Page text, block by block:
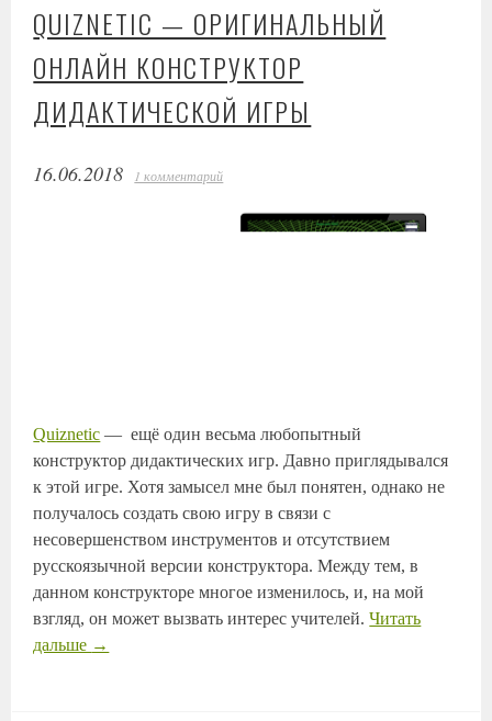
QUIZNETIC — ОРИГИНАЛЬНЫЙ
ОНЛАЙН КОНСТРУКТОР
ДИДАКТИЧЕСКОЙ ИГРЫ
16.06.2018 1 комментарий
Quiznetic — ещё один весьма любопытный
конструктор дидактических игр. Давно приглядывался
к этой игре. Хотя замысел мне был понятен, однако не
получалось создать свою игру в связи с
несовершенством инструментов и отсутствием
русскоязычной версии конструктора. Между тем, в
данном конструкторе многое изменилось, и, на мой
взгляд, он может вызвать интерес учителей.Читать
дальше →